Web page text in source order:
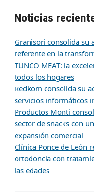
Noticias
Granisori consolida su
referente en la
TUNCO MEAT: la
todos los hogares
Redkom consolida su
servicios informáticos
Productos Monti
sector de snacks con
expansión comercial
Clínica Ponce de León
ortodoncia con
las edades